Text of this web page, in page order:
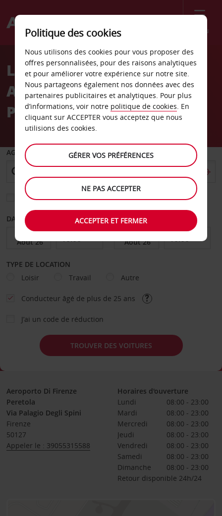
Menu
Welcome
AvisLocation de voiture
Aéroport de Florence
Peretola
AGENCE DE DÉPART
Sélectionnez une autre agence de retour
DATE DE DÉPART DATE DE RETOUR
TYPE DE LOCATION
Loisir
Travail Autre
Conducteur âgé de plus de 25 ans
J’ai un code de réduction
TROUVER DES VOITURES
Aeroporto Di Firenze
Peretola
Via Palagio Degli Spini
Firenze
50127
Appeler le : 39055315588
Horaires d'ouverture
Lundi
08:00 - 23:00
Mardi
08:00 - 23:00
Mercredi
08:00 - 23:00
Jeudi
08:00 - 23:00
Vendredi
08:00 - 23:00
Samedi
08:00 - 23:00
Dimanche
08:00 - 23:00
Retour disponible 24h/24
Politique des cookies
Nous utilisons des cookies pour vous proposer des
offres personnalisées, pour des raisons analytiques
et pour améliorer votre expérience sur notre site.
Nous partageons également nos données avec des
partenaires publicitaires et analytiques. Pour plus
d’informations, voir notre politique de cookies. En
cliquant sur ACCEPTER vous acceptez que nous
utilisions des cookies.
GÉRER VOS PRÉFÉRENCES
NE PAS ACCEPTER
ACCEPTER ET FERMER